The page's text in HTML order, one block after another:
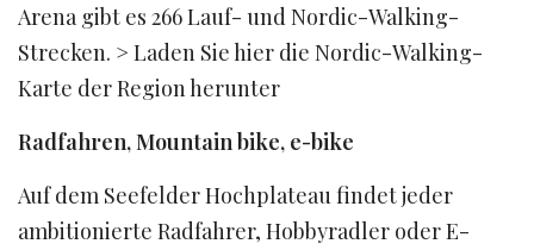
Arena gibt es 266 Lauf- und Nordic-Walking-
Strecken. > Laden Sie hier die Nordic-Walking-
Karte der Region herunter
Radfahren, Mountain bike, e-bike
Auf dem Seefelder Hochplateau findet jeder
ambitionierte Radfahrer, Hobbyradler oder E-